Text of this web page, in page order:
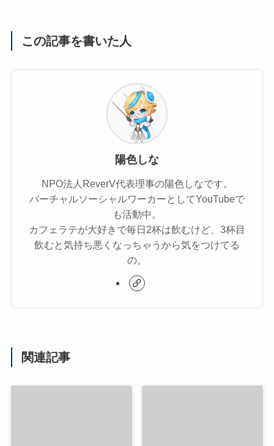
この記事を書いた人
陽色しな
NPO法人ReverV代表理事の陽色しなです。
バーチャルソーシャルワーカーとしてYouTubeで
も活動中。
カフェラテが大好きで毎日2杯は飲むけど、3杯目
飲むと気持ち悪くなっちゃうから気をつけてる
の。
関連記事